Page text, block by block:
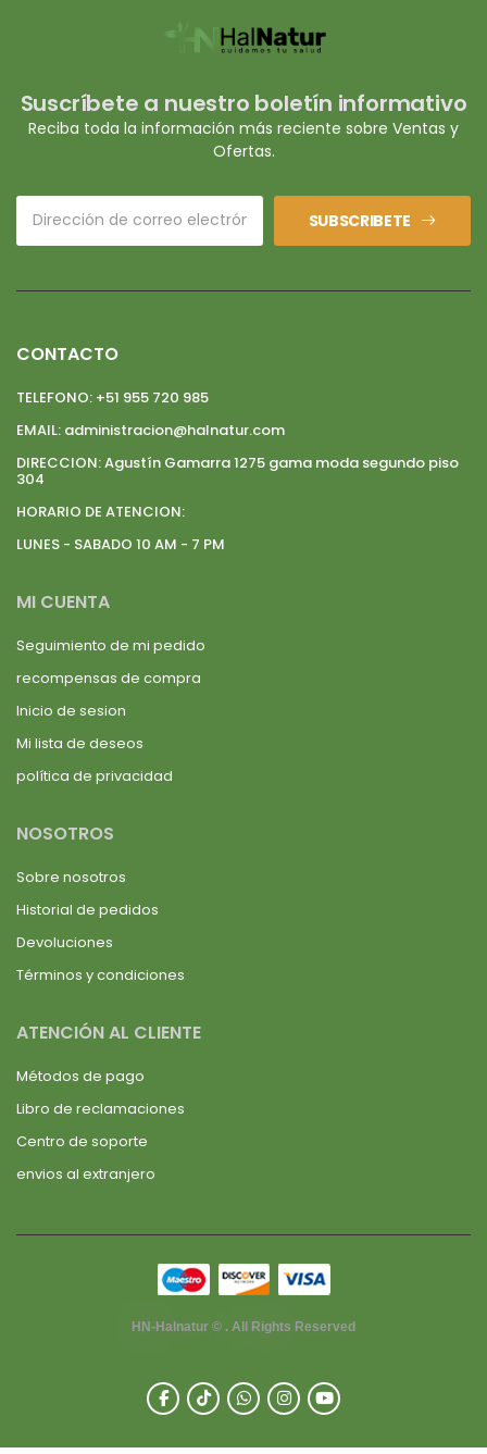
Suscríbete a nuestro boletín informativo
Reciba toda la información más reciente sobre Ventas y
Ofertas.
SUBSCRIBETE
CONTACTO
TELEFONO: +51 955 720 985
EMAIL: administracion@halnatur.com
DIRECCION:Agustín Gamarra 1275 gama moda segundo piso
304
HORARIO DE ATENCION:
LUNES - SABADO 10 AM - 7 PM
MI CUENTA
Seguimiento de mi pedido
recompensas de compra
Inicio de sesion
Mi lista de deseos
política de privacidad
NOSOTROS
Sobre nosotros
Historial de pedidos
Devoluciones
Términos y condiciones
ATENCIÓN AL CLIENTE
Métodos de pago
Libro de reclamaciones
Centro de soporte
envios al extranjero
HN-Halnatur © . All Rights Reserved